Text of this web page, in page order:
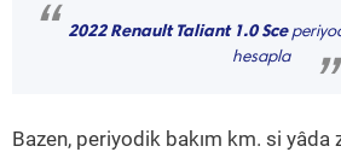
“ 2022 Renault Taliant 1.0 Sce
hesapla
”
Bazen, periyodik bakım km. si yâda